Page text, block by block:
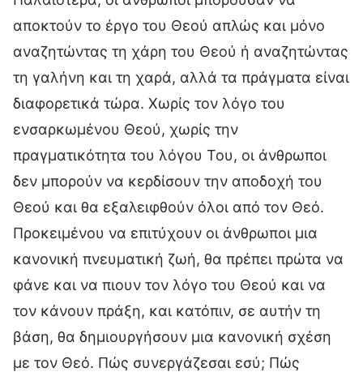
αποκτούν το έργο του Θεού απλώς και μόνο
αναζητώντας τη χάρη του Θεού ή αναζητώντας
τη γαλήνη και τη χαρά, αλλά τα πράγματα είναι
διαφορετικά τώρα. Χωρίς τον λόγο του
ενσαρκωμένου Θεού, χωρίς την
πραγματικότητα του λόγου Του, οι άνθρωποι
δεν μπορούν να κερδίσουν την αποδοχή του
Θεού και θα εξαλειφθούν όλοι από τον Θεό.
Προκειμένου να επιτύχουν οι άνθρωποι μια
κανονική πνευματική ζωή, θα πρέπει πρώτα να
φάνε και να πιουν τον λόγο του Θεού και να
τον κάνουν πράξη, και κατόπιν, σε αυτήν τη
βάση, θα δημιουργήσουν μια κανονική σχέση
με τον Θεό. Πώς συνεργάζεσαι εσύ; Πώς